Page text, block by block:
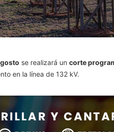
se realizará un corte
en la línea de 132 kV.